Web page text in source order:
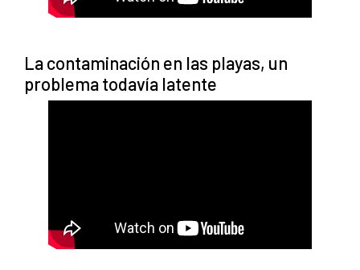
La contaminación en las playas, un
problema todavía latente